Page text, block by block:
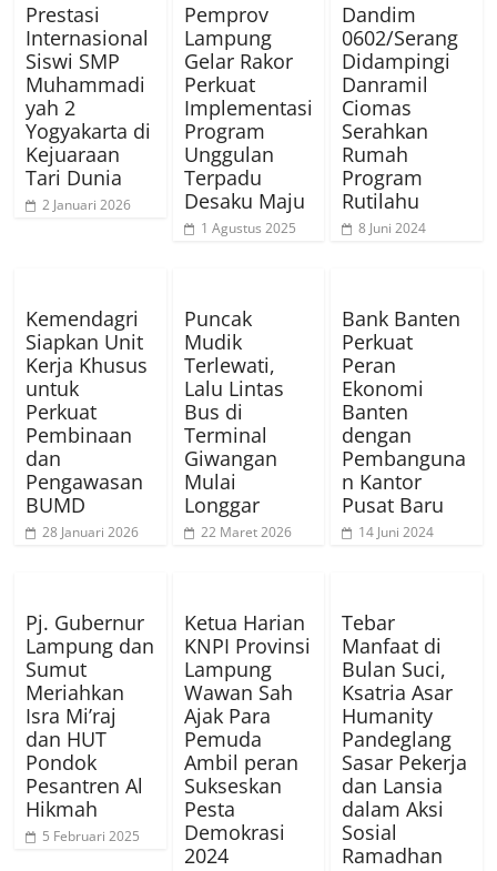
Prestasi
Internasional
Siswi SMP
Muhammadi
yah 2
Yogyakarta di
Kejuaraan
Tari Dunia
2 Januari 2026
Pemprov
Lampung
Gelar Rakor
Perkuat
Implementasi
Program
Unggulan
Terpadu
Desaku Maju
1 Agustus 2025
Dandim
0602/Serang
Didampingi
Danramil
Ciomas
Serahkan
Rumah
Program
Rutilahu
8 Juni 2024
Kemendagri
Siapkan Unit
Kerja Khusus
untuk
Perkuat
Pembinaan
dan
Pengawasan
BUMD
28 Januari 2026
Puncak
Mudik
Terlewati,
Lalu Lintas
Bus di
Terminal
Giwangan
Mulai
Longgar
22 Maret 2026
Bank Banten
Perkuat
Peran
Ekonomi
Banten
dengan
Pembanguna
n Kantor
Pusat Baru
14 Juni 2024
Pj. Gubernur
Lampung dan
Sumut
Meriahkan
Isra Mi’raj
dan HUT
Pondok
Pesantren Al
Hikmah
5 Februari 2025
Ketua Harian
KNPI Provinsi
Lampung
Wawan Sah
Ajak Para
Pemuda
Ambil peran
Sukseskan
Pesta
Demokrasi
2024
Tebar
Manfaat di
Bulan Suci,
Ksatria Asar
Humanity
Pandeglang
Sasar Pekerja
dan Lansia
dalam Aksi
Sosial
Ramadhan